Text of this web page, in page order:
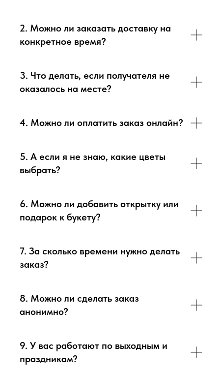
2. Можно ли заказать доставку на
конкретное время?
3. Что делать, если получателя не
оказалось на месте?
4. Можно ли оплатить заказ онлайн?
5. А если я не знаю, какие цветы
выбрать?
6. Можно ли добавить открытку или
подарок к букету?
7. За сколько времени нужно делать
заказ?
8. Можно ли сделать заказ
анонимно?
9. У вас работают по выходным и
праздникам?